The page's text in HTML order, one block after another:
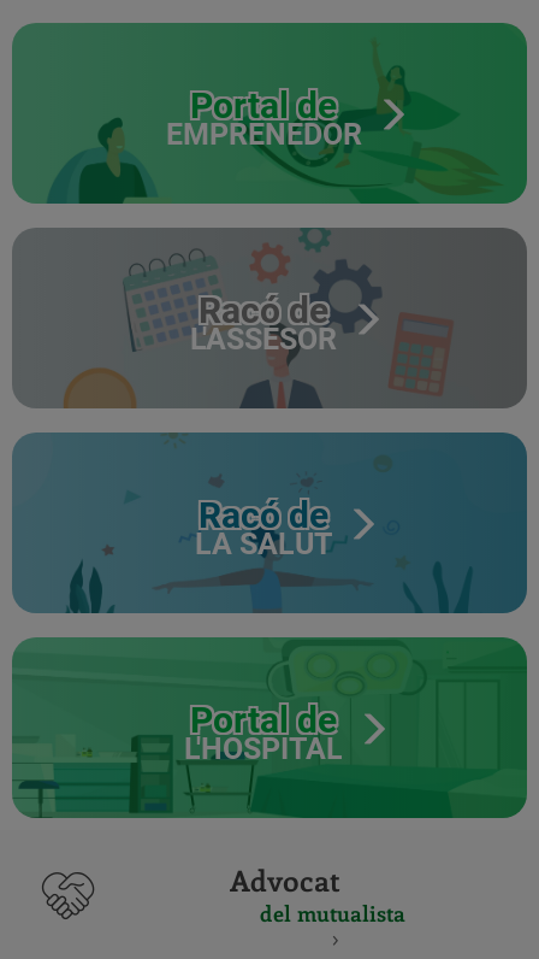
Portal de
EMPRENEDOR
Racó de
L'ASSESOR
Racó de
LA SALUT
Portal de
L'HOSPITAL
Advocat
del mutualista